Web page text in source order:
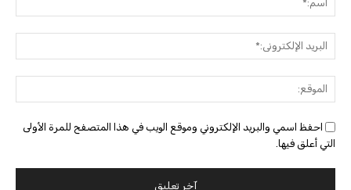
احفظ اسمي والبريد الإلكتروني وموقع الويب في هذا المتصفح للمرة الأولى
التي أعلق فيها.